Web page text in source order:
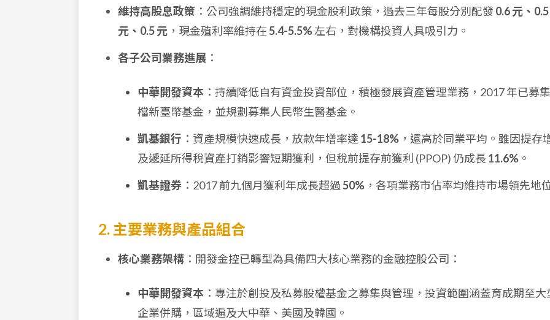
維持高股息政策 ：公司強調維持穩定的現金股利政策，過去三年每股分別配發0.6 元、0.5
元、0.5 元 ，現金殖利率維持在5.4-5.5%左右，對機構投資人具吸引力。
各子公司業務進展 ：
中華開發資本 ：持續降低自有資金投資部位，積極發展資產管理業務，2017 年已募
檔新臺幣基金，並規劃募集人民幣生醫基金。
凱基銀行 ：資產規模快速成長，放款年增率達 15-18% ，遠高於同業平均。雖因提存
及遞延所得稅資產打銷影響短期獲利，但稅前提存前獲利 (PPOP) 仍成長 11.6% 。
凱基證券 ：2017 前九個月獲利年成長超過50% ，各項業務市佔率均維持市場領先地
2. 主要業務與產品組合
核心業務架構 ：開發金控已轉型為具備四大核心業務的金融控股公司：
中華開發資本 ：專注於創投及私募股權基金之募集與管理，投資範圍涵蓋育成期至大
企業併購，區域遍及大中華、美國及韓國。